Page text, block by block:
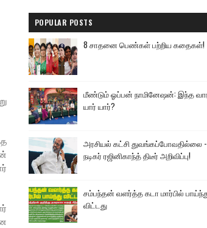
POPULAR POSTS
8 சாதனை பெண்கள் பற்றிய கதைகள்!
மீண்டும் ஓப்பன் நாமினேஷன்: இந்த
யார் யார்?
அரசியல் கட்சி துவங்கப்போவதில்லை -
நடிகர் ரஜினிகாந்த் திடீர் அறிவிப்பு!
சம்பந்தன் வளர்த்த கடா மார்பில்
விட்டது